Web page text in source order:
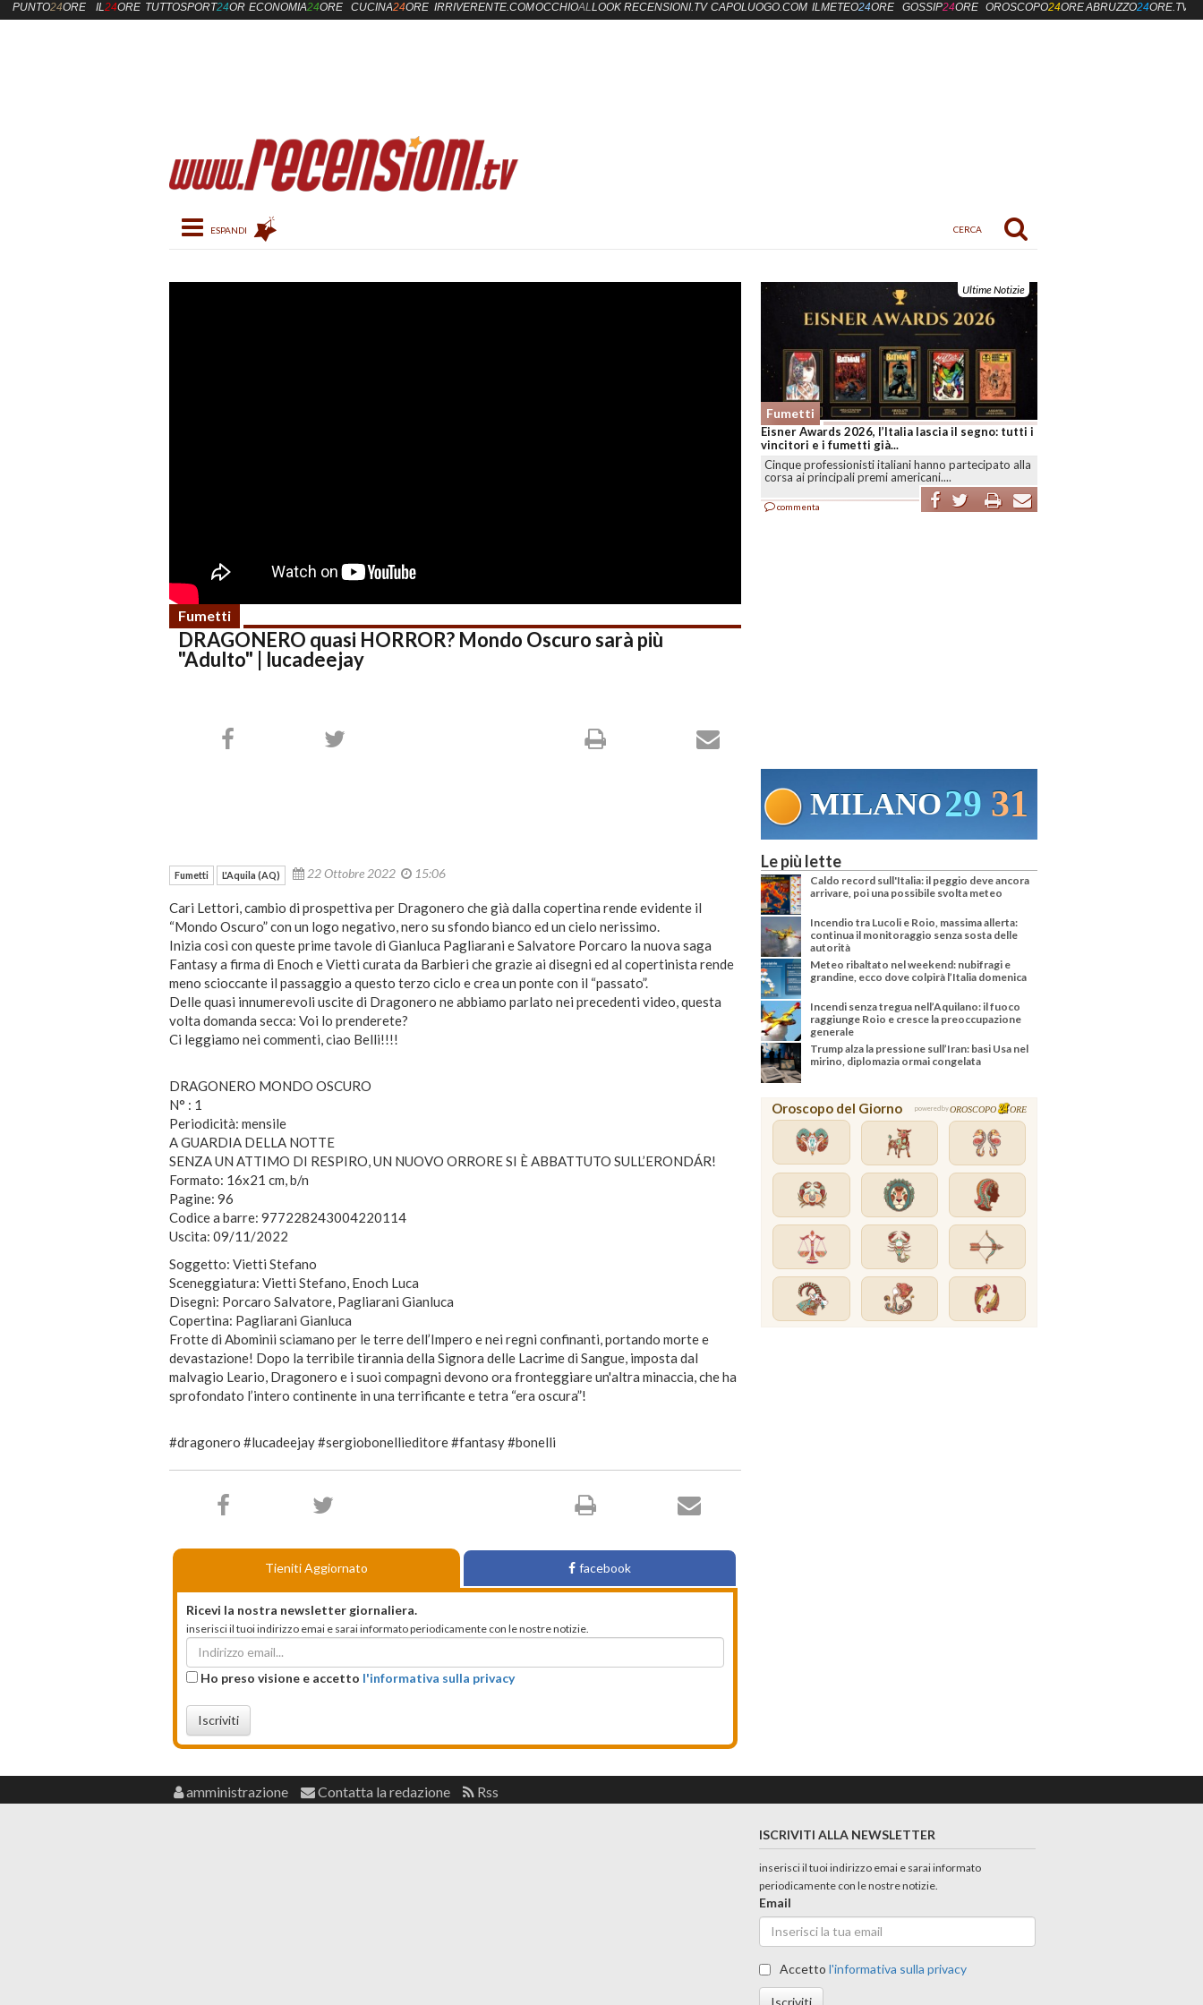
Toggle navigation
Fumetti
DRAGONERO quasi HORROR? Mondo Oscuro sarà più
"Adulto" | lucadeejay
Ultime Notizie
Fumetti
Eisner Awards 2026, l’Italia lascia il segno: tutti i
vincitori e i fumetti già...
Cinque professionisti italiani hanno partecipato alla
corsa ai principali premi americani....
commenta
MILANO29 31
Fumetti L'Aquila (AQ) 22 Ottobre 2022 15:06
Cari Lettori, cambio di prospettiva per Dragonero che già dalla copertina rende evidente il
“Mondo Oscuro” con un logo negativo, nero su sfondo bianco ed un cielo nerissimo.
Inizia così con queste prime tavole di Gianluca Pagliarani e Salvatore Porcaro la nuova saga
Fantasy a firma di Enoch e Vietti curata da Barbieri che grazie ai disegni ed al copertinista rende
meno scioccante il passaggio a questo terzo ciclo e crea un ponte con il “passato”.
Delle quasi innumerevoli uscite di Dragonero ne abbiamo parlato nei precedenti video, questa
volta domanda secca: Voi lo prenderete?
Ci leggiamo nei commenti, ciao Belli!!!!
DRAGONERO MONDO OSCURO
N° : 1
Periodicità: mensile
A GUARDIA DELLA NOTTE
SENZA UN ATTIMO DI RESPIRO, UN NUOVO ORRORE SI È ABBATTUTO SULL’ERONDÁR!
Formato: 16x21 cm, b/n
Pagine: 96
Codice a barre: 977228243004220114
Uscita: 09/11/2022
Soggetto: Vietti Stefano
Sceneggiatura: Vietti Stefano, Enoch Luca
Disegni: Porcaro Salvatore, Pagliarani Gianluca
Copertina: Pagliarani Gianluca
Frotte di Abominii sciamano per le terre dell’Impero e nei regni confinanti, portando morte e
devastazione! Dopo la terribile tirannia della Signora delle Lacrime di Sangue, imposta dal
malvagio Leario, Dragonero e i suoi compagni devono ora fronteggiare un'altra minaccia, che ha
sprofondato l’intero continente in una terrificante e tetra “era oscura”!
#dragonero #lucadeejay #sergiobonellieditore #fantasy #bonelli
Tieniti Aggiornato facebook
Ricevi la nostra newsletter giornaliera.
inserisci il tuoi indirizzo emai e sarai informato periodicamente con le nostre notizie.
Ho preso visione e accetto l'informativa sulla privacy
Iscriviti
Le più lette
Caldo record sull'Italia: il peggio deve ancora
arrivare, poi una possibile svolta meteo
Incendio tra Lucoli e Roio, massima allerta:
continua il monitoraggio senza sosta delle
autorità
Meteo ribaltato nel weekend: nubifragi e
grandine, ecco dove colpirà l’Italia domenica
Incendi senza tregua nell’Aquilano: il fuoco
raggiunge Roio e cresce la preoccupazione
generale
Trump alza la pressione sull’Iran: basi Usa nel
mirino, diplomazia ormai congelata
Oroscopo del Giorno powered byOROSCOPO ORE
PUNTO24ORE IL24ORE TUTTOSPORT24OREECONOMIA24ORE CUCINA24ORE IRRIVERENTE.COMOCCHIOALLOOK RECENSIONI.TV CAPOLUOGO.COM ILMETEO24ORE GOSSIP24ORE OROSCOPO24OREABRUZZO24ORE.TV
amministrazione Contatta la redazione Rss
ISCRIVITI ALLA NEWSLETTER
inserisci il tuoi indirizzo emai e sarai informato
periodicamente con le nostre notizie.
Email
Accettol'informativa sulla privacy
Iscriviti